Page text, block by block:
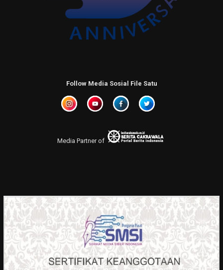
Follow Media Sosial File Satu
Media Partner of